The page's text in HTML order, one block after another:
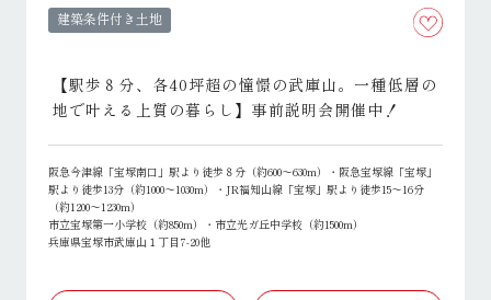
建築条件付き土地
【駅歩８分、各40坪超の憧憬の武庫山。一種低層の
地で叶える上質の暮らし】事前説明会開催中！
阪急今津線「宝塚南口」駅より徒歩８分（約600～630m）・阪急宝塚線「宝塚」
駅より徒歩13分（約1000～1030m）・JR福知山線「宝塚」駅より徒歩15～16分
（約1200～1230m）
市立宝塚第一小学校（約850m）・市立光ガ丘中学校（約1500m）
兵庫県宝塚市武庫山１丁目7-20他